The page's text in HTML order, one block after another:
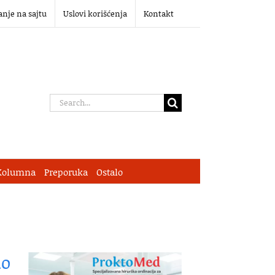
na sajtu Uslovi korišćenja Kontakt
Search
Preporuka Ostalo